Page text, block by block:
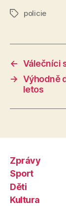
Štítkypolicie
← Válečníci
→ Výhodně
letos
Zprávy
Sport
Děti
Kultura